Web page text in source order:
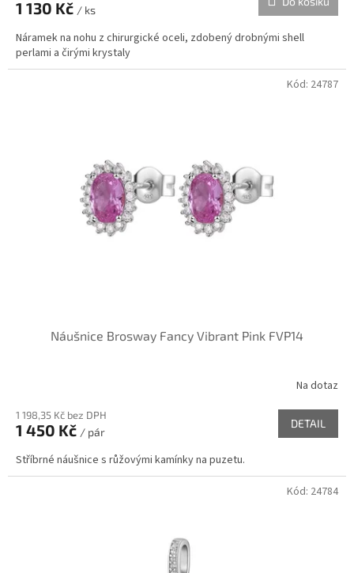
1 130 Kč / ks
Náramek na nohu z chirurgické oceli, zdobený drobnými shell
perlami a čirými krystaly
Náušnice Brosway Fancy Vibrant Pink FVP14
Na dotaz
1 198,35 Kč bez DPH
1 450 Kč / pár
DETAIL
Stříbrné náušnice s růžovými kamínky na puzetu.
Kód: 24787
Kód: 24784